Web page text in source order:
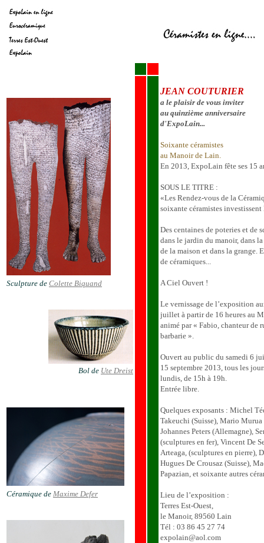
Sculpture de Colette Biquand
Bol de Ute Dreist
Céramique de Maxime Defer
JEAN COUTURIER
a le plaisir de vous inviter
au quinzième anniversaire
d'ExpoLain...
Soixante céramistes
au Manoir de Lain.
En 2013, ExpoLain fête ses 15
SOUS LE TITRE :
«Les Rendez-vous de la
soixante céramistes
Des centaines de poteries et de
dans le jardin du manoir, dans
de la maison et dans la grange.
de céramiques...
A Ciel Ouvert !
Le vernissage de l’exposition
juillet à partir de 16 heures au
animé par « Fabio, chanteur de
barbarie ».
Ouvert au public du samedi 6
15 septembre 2013, tous les
lundis, de 15h à 19h.
Entrée libre.
Quelques exposants : Michel
Takeuchi (Suisse), Mario
Johannes Peters (Allemagne),
(sculptures en fer), Vincent De
Arteaga, (sculptures en pierre),
Hugues De Crousaz (Suisse),
Papazian, et soixante autres
Lieu de l’exposition :
Terres Est-Ouest,
le Manoir, 89560 Lain
Tél : 03 86 45 27 74
expolain@aol.com